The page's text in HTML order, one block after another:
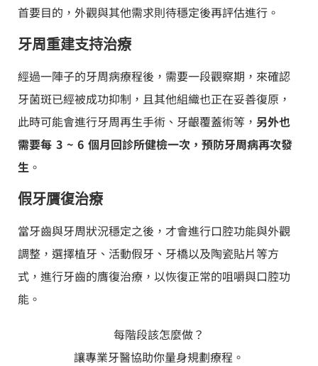
首要目的，外觀與其他需求則待穩定後再評估進行。
牙周重建支持治療
經過一陣子的牙周病療程後，需要一段觀察期，來確認
牙菌斑已經被成功抑制，且其他組織也正在妥善復原，
此時可能會進行牙周再生手術、牙齦覆蓋術等， 另外也
需要每 3 ~ 6 個月回診所健檢一次，預防牙周病再次發
生 。
假牙贋復治療
當牙齒與牙周狀況穩定之後，才會進行口腔功能與外觀
調整，選擇植牙、活動假牙、牙橋以及陶瓷貼片等方
式，進行牙齒的膺復治療，以恢復正常的咀嚼與口腔功
能。
每階段該怎麼做？
讓專業牙醫協助你量身規劃療程。